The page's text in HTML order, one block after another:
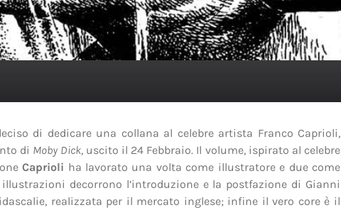
di dedicare una collana al celebre artista Franco Caprioli,
di Moby Dick, uscito il 24 Febbraio. Il volume, ispirato al celebre
Caprioli ha lavorato una volta come illustratore e due come
decorrono l’introduzione e la postfazione di Gianni
realizzata per il mercato inglese; infine il vero core è il